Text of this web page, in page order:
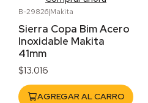
B-29826|Makita
Sierra Copa Bim Acero
Inoxidable Makita
41mm
$13.016
AGREGAR AL CARRO